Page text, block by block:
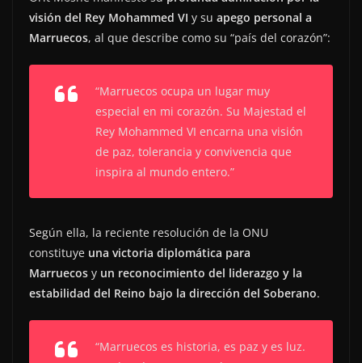
visión del Rey Mohammed VI y su apego personal a
Marruecos, al que describe como su “país del corazón”:
“Marruecos ocupa un lugar muy
especial en mi corazón. Su Majestad el
Rey Mohammed VI encarna una visión
de paz, tolerancia y convivencia que
inspira al mundo entero.”
Según ella, la reciente resolución de la ONU
constituye una victoria diplomática para
Marruecos y un reconocimiento del liderazgo y la
estabilidad del Reino bajo la dirección del Soberano.
“Marruecos es historia, es paz y es luz.